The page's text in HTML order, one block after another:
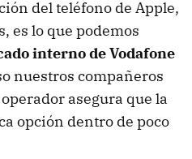
del teléfono de Apple,
es lo que podemos
interno de Vodafone
nuestros compañeros
asegura que la
opción dentro de poco